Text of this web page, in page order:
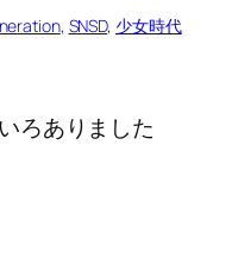
, SNSD, 少女時代
ろありました